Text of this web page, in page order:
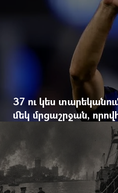
37 ու կես
մեկ մրցաշրջան,
պատմությունը դեռ